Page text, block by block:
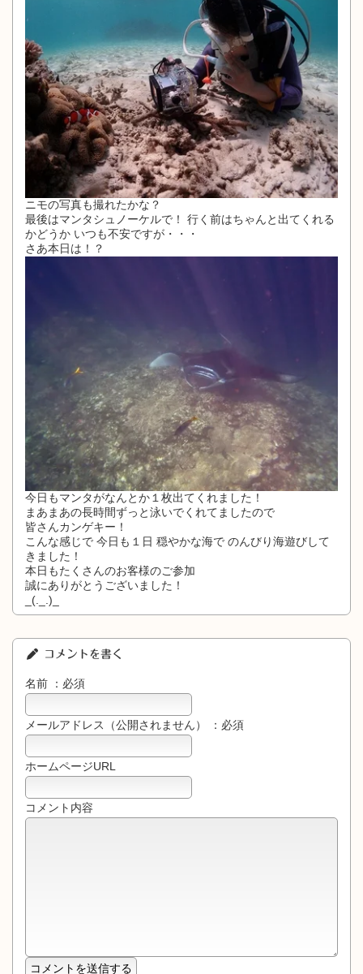
ニモの写真も撮れたかな？
最後はマンタシュノーケルで！ 行く前はちゃんと出てくれる
かどうか いつも不安ですが・・・
さあ本日は！？
今日もマンタがなんとか１枚出てくれました！
まあまあの長時間ずっと泳いでくれてましたので
皆さんカンゲキー！
こんな感じで 今日も１日 穏やかな海で のんびり海遊びして
きました！
本日もたくさんのお客様のご参加
誠にありがとうございました！
_(._.)_
コメントを書く
名前 ：必須
メールアドレス（公開されません） ：必須
ホームページURL
コメント内容